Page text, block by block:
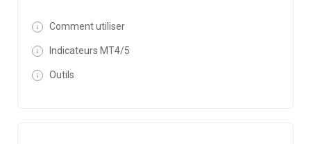
Comment utiliser
Indicateurs MT4/5
Outils